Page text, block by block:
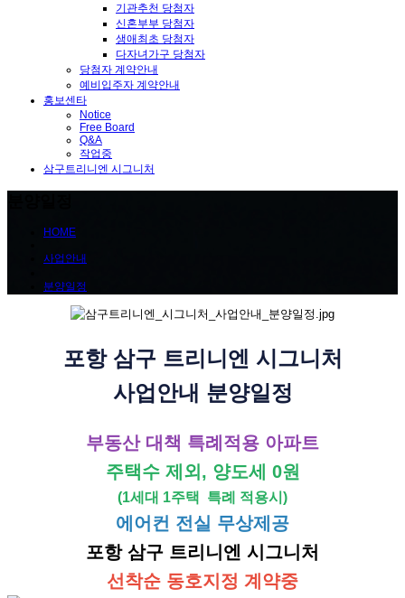
기관추천 당첨자
신혼부부 당첨자
생애최초 당첨자
다자녀가구 당첨자
당첨자 계약안내
예비입주자 계약안내
홍보센타
Notice
Free Board
Q&A
작업중
삼구트리니엔 시그니처
HOME
사업안내
분양일정
포항 삼구 트리니엔 시그니처
사업안내 분양일정
부동산 대책 특례적용 아파트
주택수 제외, 양도세 0원
(1세대 1주택 특례 적용시)
에어컨 전실 무상제공
포항 삼구 트리니엔 시그니처
선착순 동호지정 계약중